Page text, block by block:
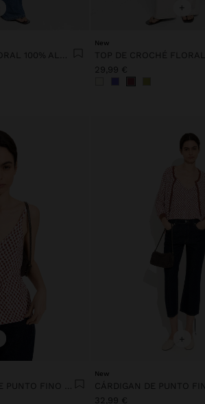
TOP DE CROCHÉ FLORAL 100% ALGODÓN
+
New
29,99 €
TOP DE TIRANTES DE PUNTO FINO ESTAMPADO
+
New
32,99 €